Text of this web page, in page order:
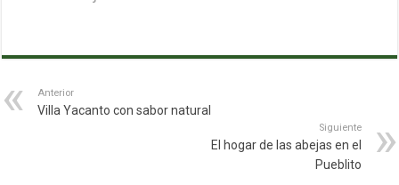
Anterior
Villa Yacanto con sabor natural
Siguiente
El hogar de las abejas en el
Pueblito